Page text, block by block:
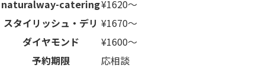
naturalway-catering¥1620〜
スタイリッシュ・デリ ¥1670〜
ダイヤモンド
¥1600〜
予約期限
応相談